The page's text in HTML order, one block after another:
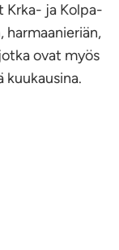
Krka- ja Kolpa-
harmaanieriän,
ovat myös